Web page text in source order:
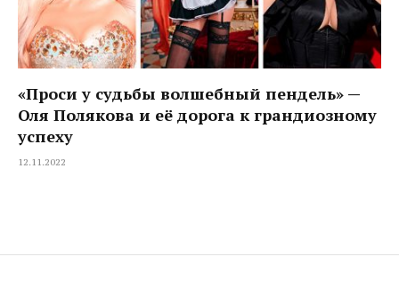
«Проси у судьбы волшебный пендель» —
Оля Полякова и её дорога к грандиозному
успеху
12.11.2022